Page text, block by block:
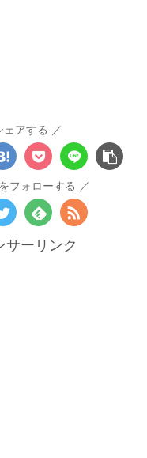
ェアする
フォローする
サーリンク